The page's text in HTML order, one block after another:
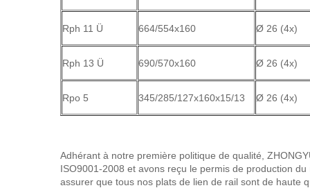
Rph 11 Ü 664/554x160 Ø 26 (4x)
Rph 13 Ü 690/570x160 Ø 26 (4x)
Rpo 5 345/285/127x160x15/13 Ø 26 (4x)
Adhérant à notre première politique de qualité,
ISO9001-2008 et avons reçu le permis de production
assurer que tous nos plats de lien de rail sont de haute